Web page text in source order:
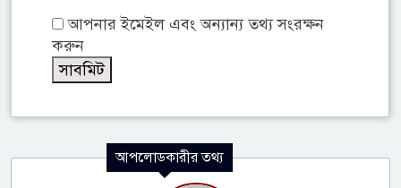
আপনার ইমেইল এবং অন্যান্য তথ্য সংরক্ষন
করুন
আপলোডকারীর তথ্য